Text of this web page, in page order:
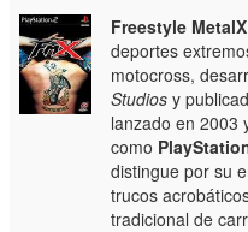
Freestyle MetalX
deportes
motocross,
Studios y
lanzado en 2003
como
distingue por su
trucos
tradicional de